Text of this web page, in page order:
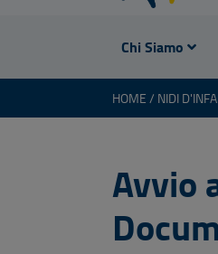
Chi Siamo
HOME NIDI
Avvio